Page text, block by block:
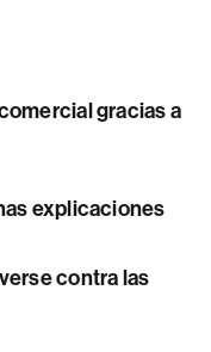
gracias a
explicaciones
contra las